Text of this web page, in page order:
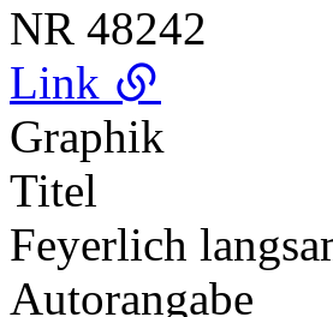
NR 48242
Link
Graphik
Titel
Feyerlich
Autorangabe